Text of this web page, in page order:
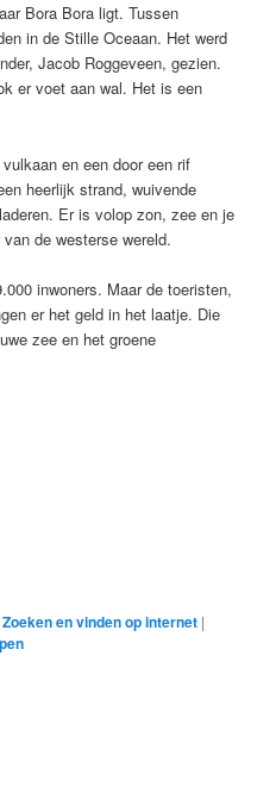
Bora Bora ligt. Tussen
in de Stille Oceaan. Het werd
Jacob Roggeveen, gezien.
er voet aan wal. Het is een
en een door een rif
heerlijk strand, wuivende
Er is volop zon, zee en je
de westerse wereld.
inwoners. Maar de toeristen,
er het geld in het laatje. Die
zee en het groene
Zoeken en vinden op internet |